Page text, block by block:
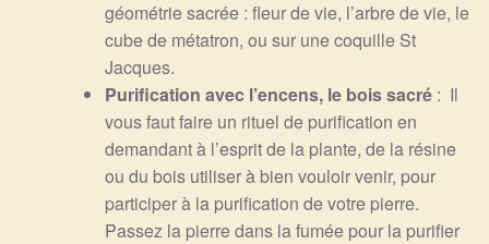
géométrie sacrée : fleur de vie, l’arbre de vie, le
cube de métatron, ou sur une coquille St
Jacques.
Purification avec l’encens, le bois sacré : Il
vous faut faire un rituel de purification en
demandant à l’esprit de la plante, de la résine
ou du bois utiliser à bien vouloir venir, pour
participer à la purification de votre pierre.
Passez la pierre dans la fumée pour la purifier